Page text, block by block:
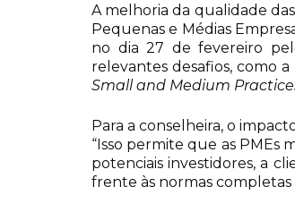
A melhoria da qualidade
Pequenas e Médias
no dia 27 de fevereiro
relevantes desafios, como
Small and Medium
Para a conselheira, o
“Isso permite que as PMEs
potenciais investidores, a
frente às normas completas